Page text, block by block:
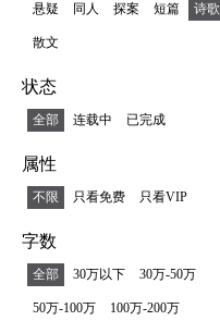
悬疑 同人 探案 短篇 诗歌
散文
状态
全部 连载中 已完成
属性
不限 只看免费 只看VIP
字数
全部 30万以下 30万-50万
50万-100万 100万-200万